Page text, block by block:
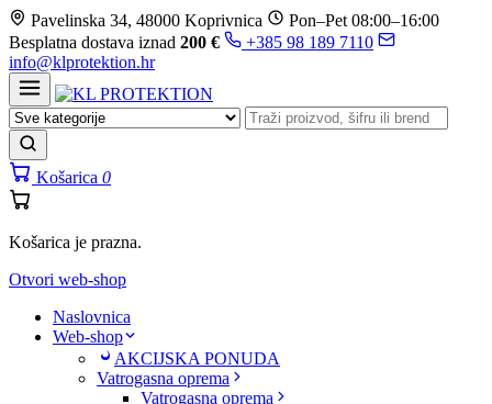
Prijeđi
na
sadržaj
Pavelinska 34, 48000 Koprivnica
Pon–Pet 08:00–16:00
Besplatna dostava iznad 200 €
+385 98 189 7110
info@klprotektion.hr
Košarica 0
Košarica je prazna.
Otvori web-shop
Naslovnica
Web-shop
AKCIJSKA PONUDA
Vatrogasna oprema
Vatrogasna oprema